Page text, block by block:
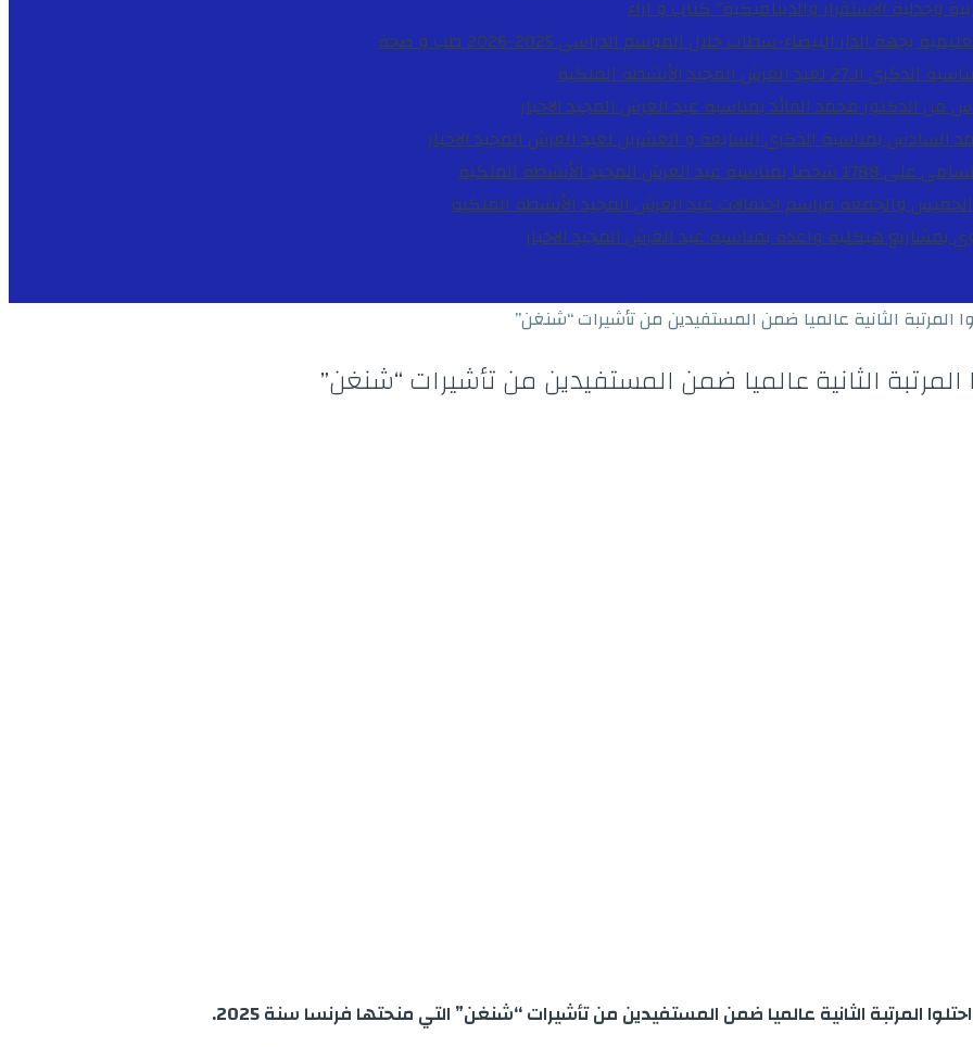
وجدلية الاستقرار والديناميكية”كتاب و اراء
طب و صحة
لعيد العرش المجيد
الأنشطة الملكية
من الدكتور محمد الفائد بمناسبة عيد العرش المجيدالاخبار
السادس بمناسبة الذكرى السابعة و العشرين لعيد العرش المجيدالاخبار
عيد العرش المجيد
الأنشطة الملكية
والجمعة مراسم احتفالات عيد العرش المجيدالأنشطة الملكية
بمشاريع هيكلية واعدة بمناسبة عيد العرش المجيدالاخبار
المرتبة الثانية عالميا ضمن المستفيدين من تأشيرات “شنغن”
المرتبة الثانية عالميا ضمن المستفيدين من تأشيرات “شنغن”
المرتبة الثانية عالميا ضمن المستفيدين من تأشيرات “شنغن” التي منحتها فرنسا سنة 2025.